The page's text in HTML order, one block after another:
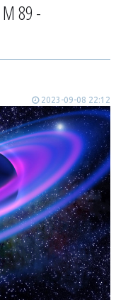
89 -
2023-09-08 22:12